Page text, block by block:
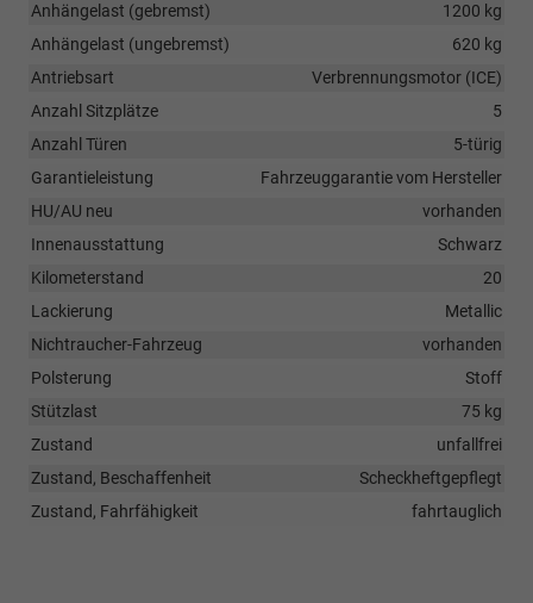
Anhängelast (gebremst)
1200 kg
Anhängelast (ungebremst)
620 kg
Antriebsart
Verbrennungsmotor (ICE)
Anzahl Sitzplätze
5
Anzahl Türen
5-türig
Garantieleistung
Fahrzeuggarantie vom Hersteller
HU/AU neu
vorhanden
Innenausstattung
Schwarz
Kilometerstand
20
Lackierung
Metallic
Nichtraucher-Fahrzeug
vorhanden
Polsterung
Stoff
Stützlast
75 kg
Zustand
unfallfrei
Zustand, Beschaffenheit
Scheckheftgepflegt
Zustand, Fahrfähigkeit
fahrtauglich